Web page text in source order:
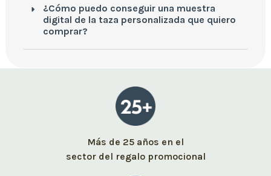
¿Cómo puedo conseguir una muestra
digital de la taza personalizada que quiero
comprar?
Más de 25 años en el
sector del regalo promocional